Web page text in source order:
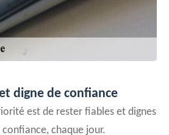
digne de confiance
est de rester fiables et dignes
chaque jour.